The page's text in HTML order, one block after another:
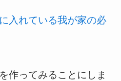
入れている我が家の必
作ってみることにしま